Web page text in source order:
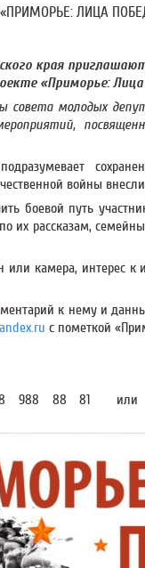
ЛИЦА
края
«Приморье:
совета молодых
войны
боевой путь
их рассказам,
камера, интерес к
к нему и
с пометкой
988 88 81 или